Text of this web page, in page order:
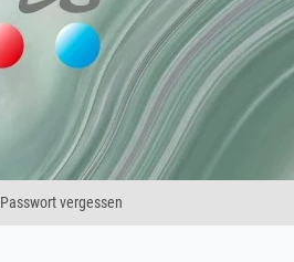
Passwort vergessen